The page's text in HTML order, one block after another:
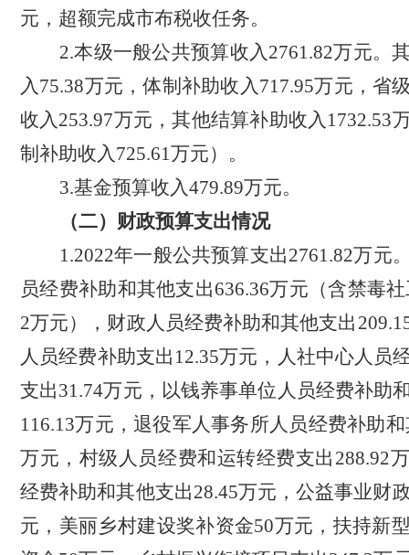
元， 超额完成市布税收任务。
2.本级一般公共预算收入2761.82万元。
入75.38万元，体制 补助收入717.95万元，省
收入253.97万元，其他结算补助收入 1732.53
制补助收入725.61万元） 。
3.基金预算收入479.89万元。
（二） 财政预算支出情况
1.2022年一般公共预算支出2761.82万元
员经费补助和其他支出636.36万元（含禁毒
2万元），财政人员经费补助和其他支出
人员经费补助支出12.35万元，人社中心人员
支出31.74万元，以钱养事单位人员经费补助
116.13万元，退役军人事务所人员经费补助
万元，村级人员经费和运转经费支出288.92
经费补助和其他支出28.45万元，公益事业财
元，美丽乡村建设奖补资金50万元，扶持新